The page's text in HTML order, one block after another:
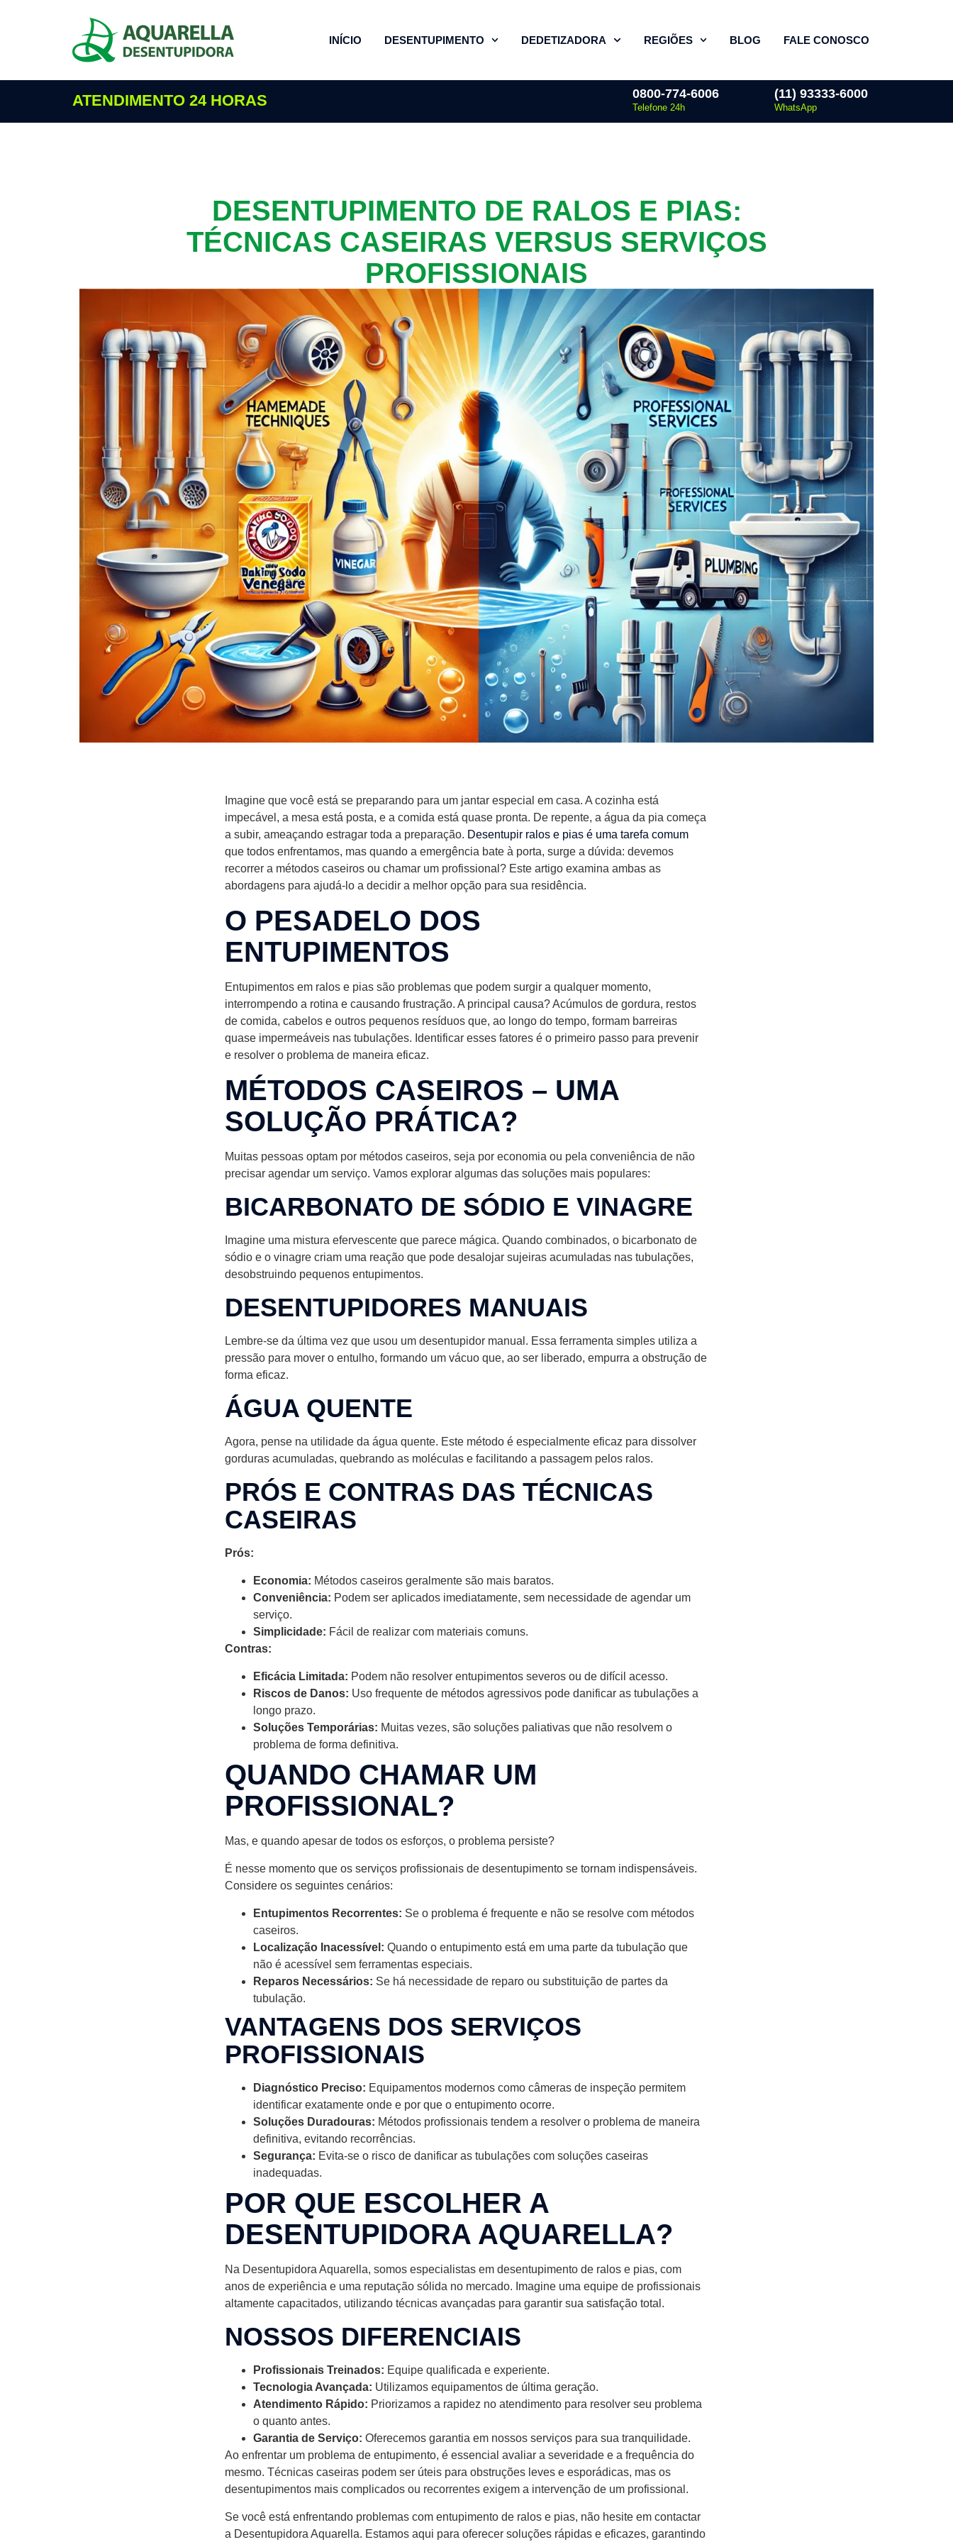
INÍCIO DESENTUPIMENTO DEDETIZADORA REGIÕES BLOG FALE CONOSCO
ATENDIMENTO 24 HORAS 0800-774-6006
Telefone 24h
(11) 93333-6000
WhatsApp
DESENTUPIMENTO DE RALOS E PIAS:
TÉCNICAS CASEIRAS VERSUS SERVIÇOS
PROFISSIONAIS
Imagine que você está se preparando para um jantar especial em casa. A cozinha está
impecável, a mesa está posta, e a comida está quase pronta. De repente, a água da pia começa
a subir, ameaçando estragar toda a preparação. Desentupir ralos e pias é uma tarefa comum
que todos enfrentamos, mas quando a emergência bate à porta, surge a dúvida: devemos
recorrer a métodos caseiros ou chamar um profissional? Este artigo examina ambas as
abordagens para ajudá-lo a decidir a melhor opção para sua residência.
O PESADELO DOS
ENTUPIMENTOS
Entupimentos em ralos e pias são problemas que podem surgir a qualquer momento,
interrompendo a rotina e causando frustração. A principal causa? Acúmulos de gordura, restos
de comida, cabelos e outros pequenos resíduos que, ao longo do tempo, formam barreiras
quase impermeáveis nas tubulações. Identificar esses fatores é o primeiro passo para prevenir
e resolver o problema de maneira eficaz.
MÉTODOS CASEIROS – UMA
SOLUÇÃO PRÁTICA?
Muitas pessoas optam por métodos caseiros, seja por economia ou pela conveniência de não
precisar agendar um serviço. Vamos explorar algumas das soluções mais populares:
BICARBONATO DE SÓDIO E VINAGRE
Imagine uma mistura efervescente que parece mágica. Quando combinados, o bicarbonato de
sódio e o vinagre criam uma reação que pode desalojar sujeiras acumuladas nas tubulações,
desobstruindo pequenos entupimentos.
DESENTUPIDORES MANUAIS
Lembre-se da última vez que usou um desentupidor manual. Essa ferramenta simples utiliza a
pressão para mover o entulho, formando um vácuo que, ao ser liberado, empurra a obstrução de
forma eficaz.
ÁGUA QUENTE
Agora, pense na utilidade da água quente. Este método é especialmente eficaz para dissolver
gorduras acumuladas, quebrando as moléculas e facilitando a passagem pelos ralos.
PRÓS E CONTRAS DAS TÉCNICAS
CASEIRAS
Prós:
Economia: Métodos caseiros geralmente são mais baratos.
Conveniência: Podem ser aplicados imediatamente, sem necessidade de agendar um
serviço.
Simplicidade: Fácil de realizar com materiais comuns.
Contras:
Eficácia Limitada: Podem não resolver entupimentos severos ou de difícil acesso.
Riscos de Danos: Uso frequente de métodos agressivos pode danificar as tubulações a
longo prazo.
Soluções Temporárias: Muitas vezes, são soluções paliativas que não resolvem o
problema de forma definitiva.
QUANDO CHAMAR UM
PROFISSIONAL?
Mas, e quando apesar de todos os esforços, o problema persiste?
É nesse momento que os serviços profissionais de desentupimento se tornam indispensáveis.
Considere os seguintes cenários:
Entupimentos Recorrentes: Se o problema é frequente e não se resolve com métodos
caseiros.
Localização Inacessível: Quando o entupimento está em uma parte da tubulação que
não é acessível sem ferramentas especiais.
Reparos Necessários: Se há necessidade de reparo ou substituição de partes da
tubulação.
VANTAGENS DOS SERVIÇOS
PROFISSIONAIS
Diagnóstico Preciso: Equipamentos modernos como câmeras de inspeção permitem
identificar exatamente onde e por que o entupimento ocorre.
Soluções Duradouras: Métodos profissionais tendem a resolver o problema de maneira
definitiva, evitando recorrências.
Segurança: Evita-se o risco de danificar as tubulações com soluções caseiras
inadequadas.
POR QUE ESCOLHER A
DESENTUPIDORA AQUARELLA?
Na Desentupidora Aquarella, somos especialistas em desentupimento de ralos e pias, com
anos de experiência e uma reputação sólida no mercado. Imagine uma equipe de profissionais
altamente capacitados, utilizando técnicas avançadas para garantir sua satisfação total.
NOSSOS DIFERENCIAIS
Profissionais Treinados: Equipe qualificada e experiente.
Tecnologia Avançada: Utilizamos equipamentos de última geração.
Atendimento Rápido: Priorizamos a rapidez no atendimento para resolver seu problema
o quanto antes.
Garantia de Serviço: Oferecemos garantia em nossos serviços para sua tranquilidade.
Ao enfrentar um problema de entupimento, é essencial avaliar a severidade e a frequência do
mesmo. Técnicas caseiras podem ser úteis para obstruções leves e esporádicas, mas os
desentupimentos mais complicados ou recorrentes exigem a intervenção de um profissional.
Se você está enfrentando problemas com entupimento de ralos e pias, não hesite em contactar
a Desentupidora Aquarella. Estamos aqui para oferecer soluções rápidas e eficazes, garantindo